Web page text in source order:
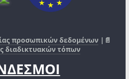
προσωπικών δεδομένων |📄
διαδικτυακών τόπων